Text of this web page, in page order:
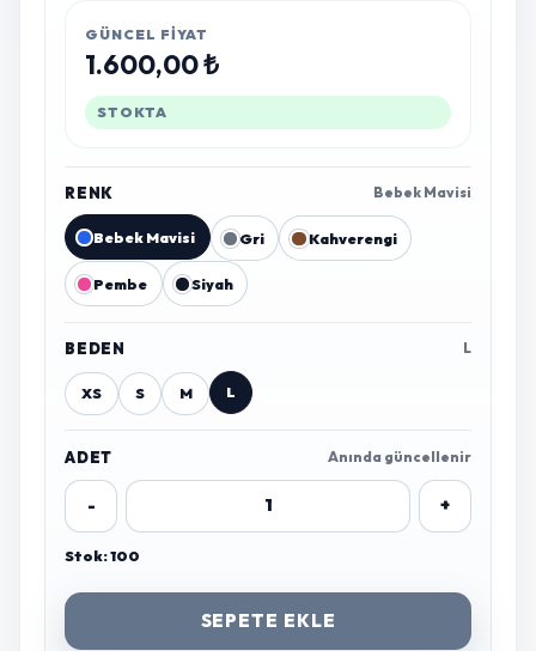
GÜNCEL FIYAT
1.600,00 ₺
STOKTA
RENK Bebek Mavisi
Bebek Mavisi Gri Kahverengi
Pembe Siyah
BEDEN L
XS S M L
ADET Anında güncellenir
- +
Stok: 100
SEPETE EKLE